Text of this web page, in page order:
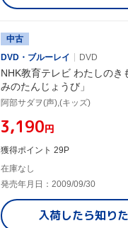
中古
DVD・ブルーレイ
DVD
NHK教育テレビ わたしのき
みのたんじょうび」
阿部サダヲ(声),(キッズ)
¥3,190円
獲得ポイント 29P
在庫なし
発売年月日：2009/09/30
入荷したら知り